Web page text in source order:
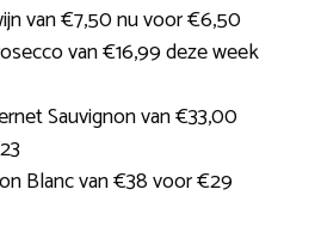
van €7,50 nu voor €6,50
van €16,99 deze week
Sauvignon van €33,00
Blanc van €38 voor €29